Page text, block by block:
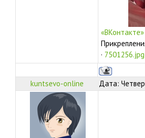
«ВКонтакте»
· 7501256.jpg
kuntsevo-online Дата: